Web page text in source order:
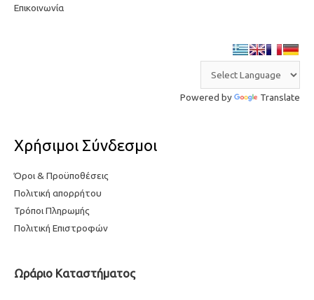
Επικοινωνία
Powered by Translate
Χρήσιμοι Σύνδεσμοι
Όροι & Προϋποθέσεις
Πολιτική απορρήτου
Τρόποι Πληρωμής
Πολιτική Επιστροφών
Ωράριο Καταστήματος